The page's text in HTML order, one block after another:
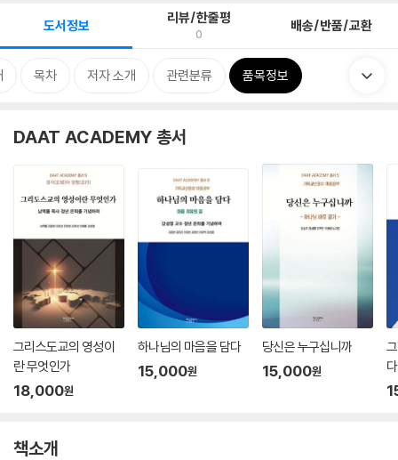
도서정보 리뷰/한줄평
0 배송/반품/교환
목차 저자 소개 관련분류 품목정보
DAAT ACADEMY 총서
그리스도교의 영성이
란 무엇인가
18,000원
하나님의 마음을 담다
15,000원
당신은 누구십니까
15,000원
다
책소개